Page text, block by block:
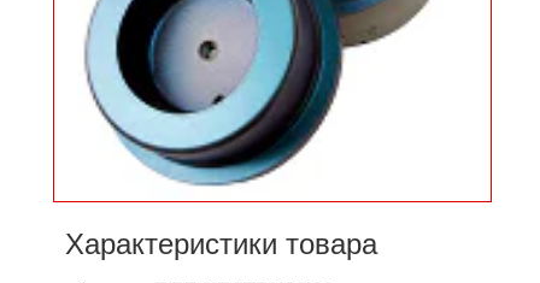
Характеристики товара